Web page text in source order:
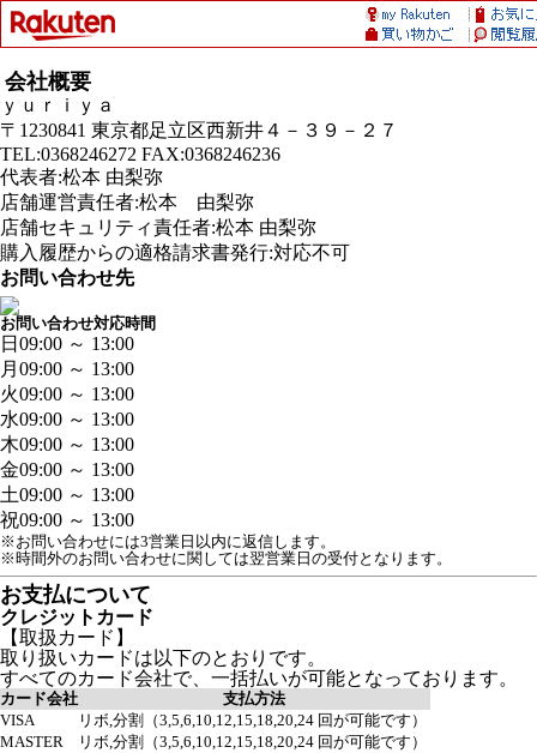
会社概要
ｙｕｒｉｙａ
〒1230841 東京都足立区西新井４－３９－２７
TEL:0368246272 FAX:0368246236
代表者:松本 由梨弥
店舗運営責任者:松本 由梨弥
店舗セキュリティ責任者:松本 由梨弥
購入履歴からの適格請求書発行:対応不可
お問い合わせ先
お問い合わせ対応時間
日 09:00 ～ 13:00
月 09:00 ～ 13:00
火09:00 ～ 13:00
水09:00 ～ 13:00
木09:00 ～ 13:00
金09:00 ～ 13:00
土09:00 ～ 13:00
祝09:00 ～ 13:00
※お問い合わせには3営業日以内に返信します。
※時間外のお問い合わせに関しては翌営業日の受付となります。
お支払について
クレジットカード
【取扱カード】
取り扱いカードは以下のとおりです。
すべてのカード会社で、一括払いが可能となっております。
カード会社
支払方法
VISA
リボ,分割（3,5,6,10,12,15,18,20,24 回が可能です）
MASTER
リボ,分割（3,5,6,10,12,15,18,20,24 回が可能です）